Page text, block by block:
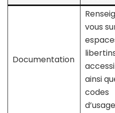
Documentation
vous
ainsi
codes